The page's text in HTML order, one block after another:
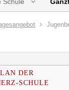
DER
SCHULE